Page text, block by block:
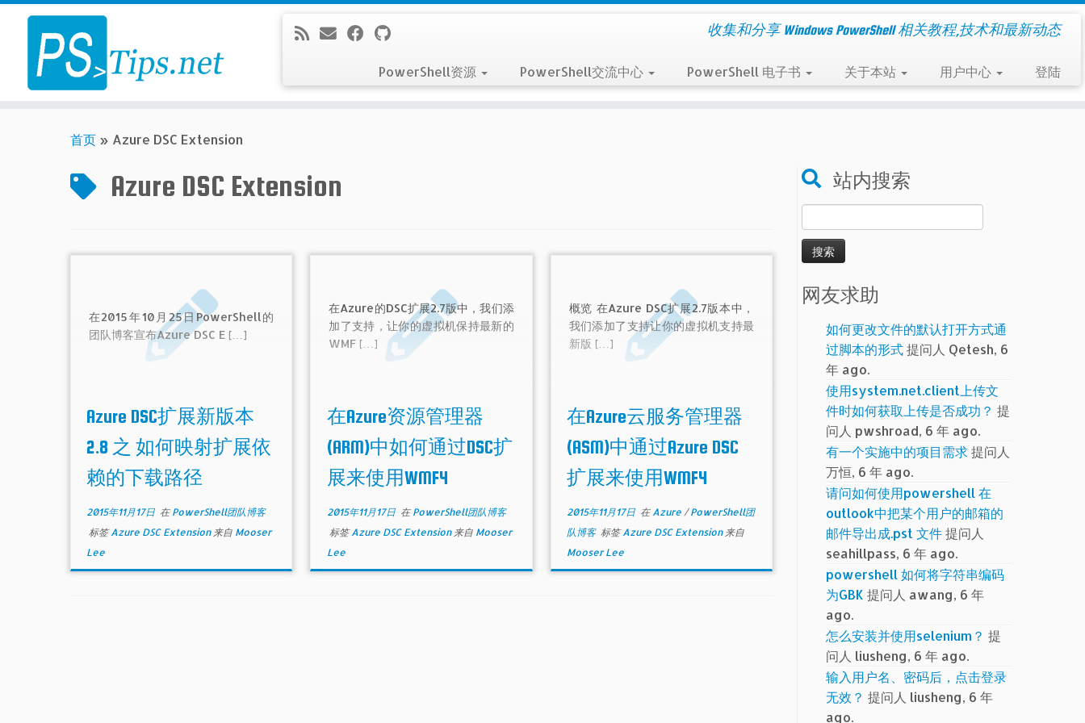
Skip
content
收集和分享 Windows PowerShell 相关教程,技术和最新动态
PowerShell资源 PowerShell交流中心 PowerShell 电子书 关于本站 用户中心 登陆
首页 » Azure DSC Extension
Azure DSC Extension
在2015年10月25日PowerShell的
团队博客宣布Azure DSC E […]
Azure DSC扩展新版本
2.8 之 如何映射扩展依
赖的下载路径
2015年11月17日 在 PowerShell团队博客
标签Azure DSC Extension 来自 Mooser
Lee
在Azure的DSC扩展2.7版中，我们添
加了支持，让你的虚拟机保持最新的
WMF […]
在Azure资源管理器
(ARM)中如何通过DSC扩
展来使用WMF4
2015年11月17日在 PowerShell团队博客
标签Azure DSC Extension 来自 Mooser
Lee
概览 在Azure DSC扩展2.7版本中，
我们添加了支持让你的虚拟机支持最
新版 […]
在Azure云服务管理器
(ASM)中通过Azure DSC
扩展来使用WMF4
2015年11月17日在 Azure /PowerShell团
队博客 标签Azure DSC Extension 来自
Mooser Lee
站内搜索
索：
网友求助
如何更改文件的默认打开方式通
过脚本的形式提问人 Qetesh, 6
年 ago.
使用system.net.client上传文
件时如何获取上传是否成功？ 提
问人 pwshroad, 6 年 ago.
有一个实施中的项目需求提问人
万恒, 6 年 ago.
请问如何使用powershell 在
outlook中把某个用户的邮箱的
邮件导出成.pst 文件提问人
seahillpass, 6 年 ago.
powershell 如何将字符串编码
为GBK 提问人 awang, 6 年
ago.
怎么安装并使用selenium？ 提
问人 liusheng, 6 年 ago.
输入用户名、密码后，点击登录
无效？ 提问人 liusheng, 6 年
ago.